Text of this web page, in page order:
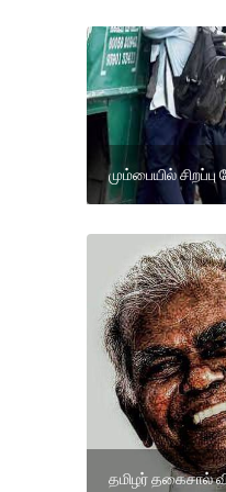
மும்பையில்
தமிழர் தகைசால்